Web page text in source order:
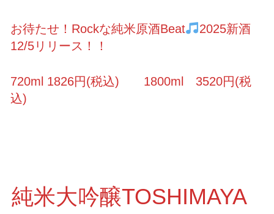
お待たせ！Rockな純米原酒Beat
2025新酒
12/5リリース！！
720ml 1826円(税込) 1800ml 3520円(税
込)
純米大吟醸TOSHIMAYA